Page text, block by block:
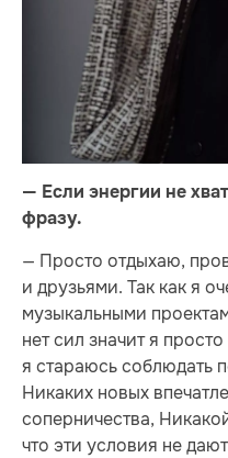
— Если энергии не
фразу.
— Просто отдыхаю,
и друзьями. Так как я
музыкальными
нет сил значит я
я стараюсь соблюдать
Никаких новых
соперничества,
что эти условия не